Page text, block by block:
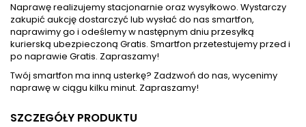
Naprawę realizujemy stacjonarnie oraz wysyłkowo. Wystarczy
zakupić aukcję dostarczyć lub wysłać do nas smartfon,
naprawimy go i odeślemy w następnym dniu przesyłką
kurierską ubezpieczoną Gratis. Smartfon przetestujemy przed i
po naprawie Gratis. Zapraszamy!
Twój smartfon ma inną usterkę? Zadzwoń do nas, wycenimy
naprawę w ciągu kilku minut. Zapraszamy!
SZCZEGÓŁY PRODUKTU